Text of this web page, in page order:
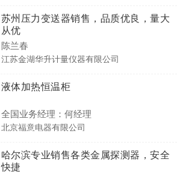
苏州压力变送器销售，品质优良，量大
从优
陈兰春
江苏金湖华升计量仪器有限公司
液体加热恒温柜
全国业务经理：何经理
北京福意电器有限公司
哈尔滨专业销售各类金属探测器，安全
快捷